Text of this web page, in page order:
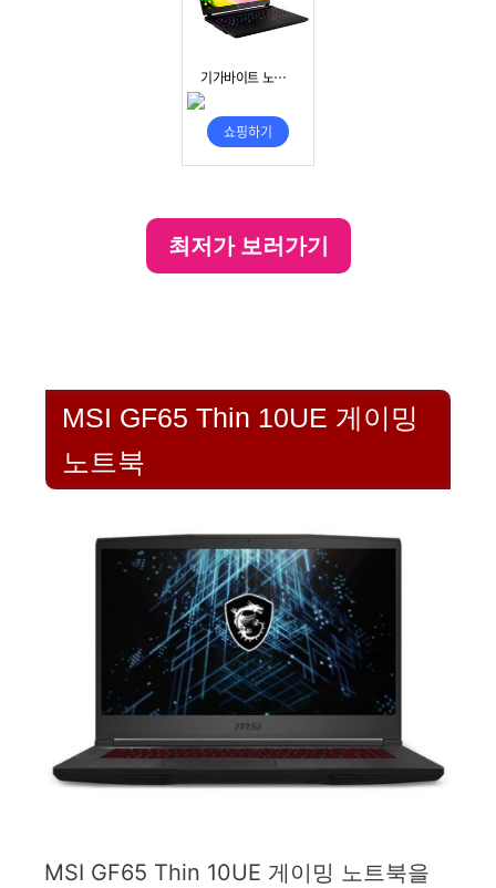
최저가 보러가기
MSI GF65 Thin 10UE 게이밍
노트북
MSI GF65 Thin 10UE 게이밍 노트북을